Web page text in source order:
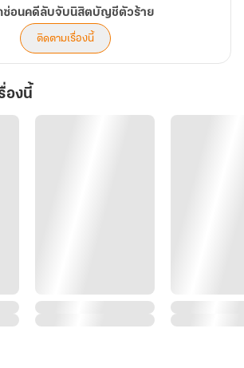
ซ่อนคดีลับจับนิสิตบัญชีตัวร้าย
ติดตามเรื่องนี้
องนี้